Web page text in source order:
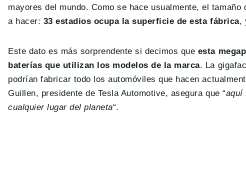
mayores del mundo. Como se hace usualmente, el
a hacer: 33 estadios ocupa la superficie de esta fábrica,
Este dato es más sorprendente si decimos que esta
baterías que utilizan los modelos de la marca. La
podrían fabricar todo los automóviles que hacen
Guillen, presidente de Tesla Automotive, asegura que “aquí
cualquier lugar del planeta“.